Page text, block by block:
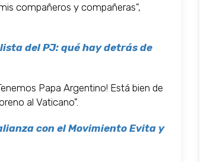
compañeros y compañeras",
del PJ: qué hay detrás de
Papa Argentino! Está bien de
al Vaticano".
con el Movimiento Evita y